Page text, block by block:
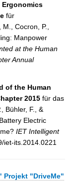
Ergonomics
für
Cocron, P.,
Manpower
at the Human
Annual
of the Human
2015 für das
Bühler, F., &
Electric
IET Intelligent
iet-its.2014.0221
Projekt "DriveMe"